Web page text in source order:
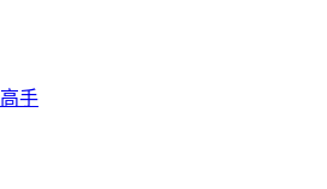
手